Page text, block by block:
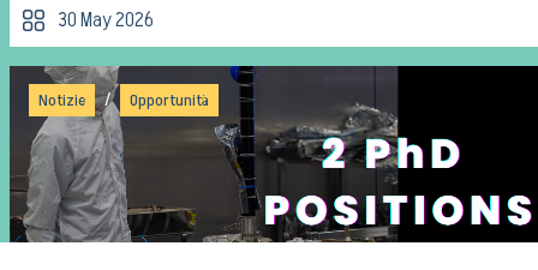
30 May 2026
Notizie / Opportunità